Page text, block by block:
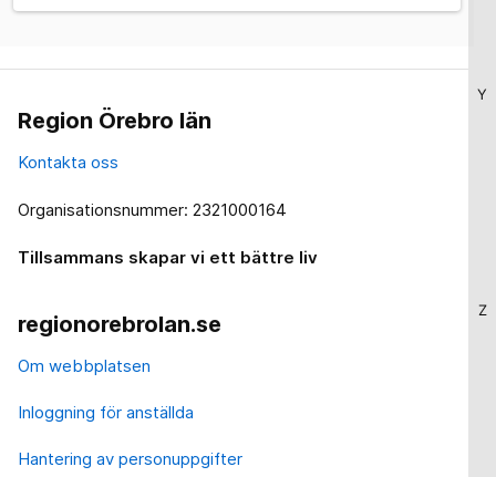
Y
Z
Region Örebro län
Kontakta oss
Organisationsnummer: 2321000164
Tillsammans skapar vi ett bättre liv
regionorebrolan.se
Om webbplatsen
Inloggning för anställda
Hantering av personuppgifter